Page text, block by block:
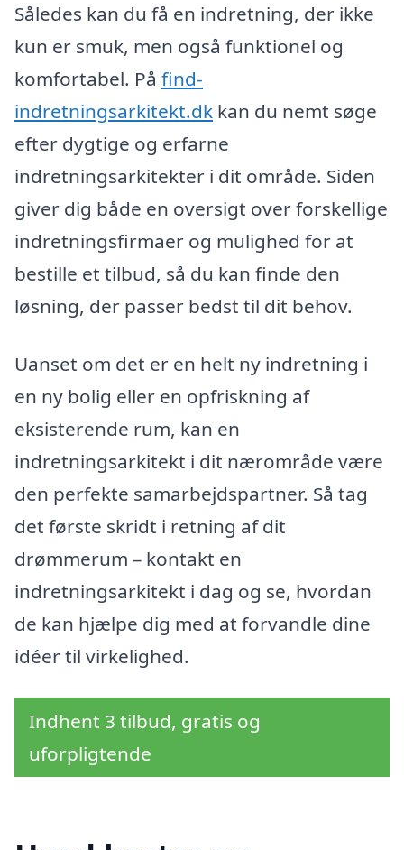
Således kan du få en indretning, der ikke
kun er smuk, men også funktionel og
komfortabel. På find-
indretningsarkitekt.dk kan du nemt søge
efter dygtige og erfarne
indretningsarkitekter i dit område. Siden
giver dig både en oversigt over forskellige
indretningsfirmaer og mulighed for at
bestille et tilbud, så du kan finde den
løsning, der passer bedst til dit behov.
Uanset om det er en helt ny indretning i
en ny bolig eller en opfriskning af
eksisterende rum, kan en
indretningsarkitekt i dit nærområde være
den perfekte samarbejdspartner. Så tag
det første skridt i retning af dit
drømmerum – kontakt en
indretningsarkitekt i dag og se, hvordan
de kan hjælpe dig med at forvandle dine
idéer til virkelighed.
Indhent 3 tilbud, gratis og
uforpligtende